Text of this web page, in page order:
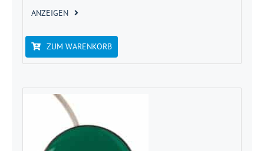
ANZEIGEN
ZUM WARENKORB